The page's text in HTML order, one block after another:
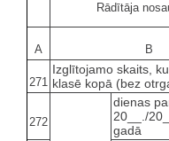
Rādītāja
A B
271
Izglītojamo skaits,
klasē kopā (bez
272
dienas
20__./
gadā